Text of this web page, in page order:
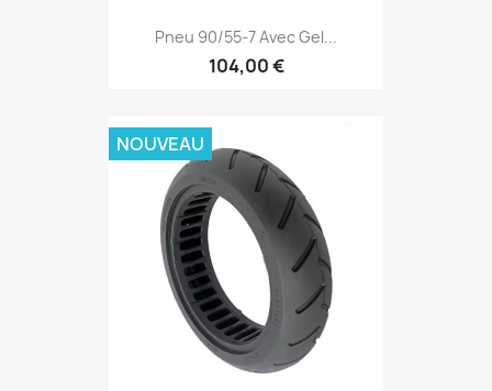
Pneu 90/55-7 Avec Gel...
104,00 €
NOUVEAU